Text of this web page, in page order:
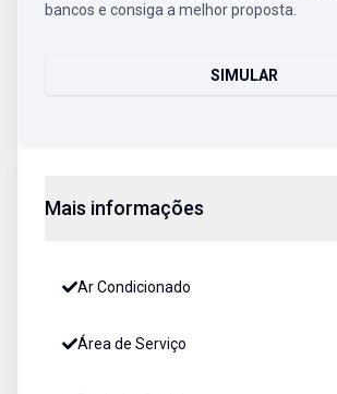
bancos e consiga a melhor proposta.
SIMULAR
Mais informações
Ar Condicionado
Área de Serviço